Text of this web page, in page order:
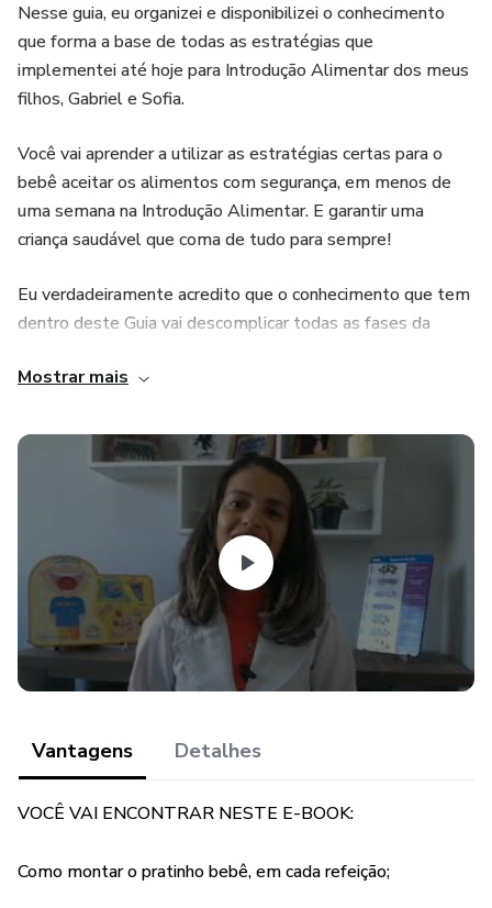
Nesse guia, eu organizei e disponibilizei o conhecimento
que forma a base de todas as estratégias que
implementei até hoje para Introdução Alimentar dos meus
filhos, Gabriel e Sofia.
Você vai aprender a utilizar as estratégias certas para o
bebê aceitar os alimentos com segurança, em menos de
uma semana na Introdução Alimentar. E garantir uma
criança saudável que coma de tudo para sempre!
Eu verdadeiramente acredito que o conhecimento que tem
dentro deste Guia vai descomplicar todas as fases da
dos alimentos em uma aceitação prazerosa, assim como
sem recusar alimentos saudáveis e tem transformado da
minha filha Sofia, que se encontra na fase da Introdução
Alimentar e no início não queria experimentar
absolutamente nada, além do leite materno.
Mostrar mais
Vantagens Detalhes
VOCÊ VAI ENCONTRAR NESTE E-BOOK:
Como montar o pratinho bebê, em cada refeição;